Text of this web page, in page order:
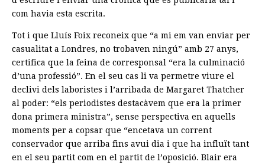
com havia esta escrita.
Tot i que Lluís Foix reconeix que “a mi em van enviar per
casualitat a Londres, no trobaven ningú” amb 27 anys,
certifica que la feina de corresponsal “era la culminació
d’una professió”. En el seu cas li va permetre viure el
declivi dels laboristes i l’arribada de Margaret Thatcher
al poder: “els periodistes destacàvem que era la primer
dona primera ministra”, sense perspectiva en aquells
moments per a copsar que “encetava un corrent
conservador que arriba fins avui dia i que ha influït tant
en el seu partit com en el partit de l’oposició. Blair era